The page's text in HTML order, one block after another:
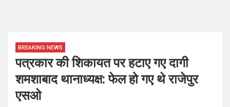
BREAKING NEWS
पत्रकार की शिकायत पर हटाए गए दागी
शमशाबाद थानाध्यक्ष: फेल हो गए थे राजेपुर
एसओ